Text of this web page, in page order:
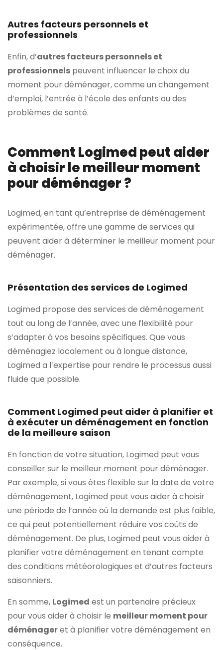
Autres facteurs personnels et
professionnels
Enfin, d’autres facteurs personnels et
professionnels peuvent influencer le choix du
moment pour déménager, comme un changement
d’emploi, l’entrée à l’école des enfants ou des
problèmes de santé.
Comment Logimed peut aider
à choisir le meilleur moment
pour déménager ?
Logimed, en tant qu’entreprise de déménagement
expérimentée, offre une gamme de services qui
peuvent aider à déterminer le meilleur moment pour
déménager.
Présentation des services de Logimed
Logimed propose des services de déménagement
tout au long de l’année, avec une flexibilité pour
s’adapter à vos besoins spécifiques. Que vous
déménagiez localement ou à longue distance,
Logimed a l’expertise pour rendre le processus aussi
fluide que possible.
Comment Logimed peut aider à planifier et
à exécuter un déménagement en fonction
de la meilleure saison
En fonction de votre situation, Logimed peut vous
conseiller sur le meilleur moment pour déménager.
Par exemple, si vous êtes flexible sur la date de votre
déménagement, Logimed peut vous aider à choisir
une période de l’année où la demande est plus faible,
ce qui peut potentiellement réduire vos coûts de
déménagement. De plus, Logimed peut vous aider à
planifier votre déménagement en tenant compte
des conditions météorologiques et d’autres facteurs
saisonniers.
En somme, Logimed est un partenaire précieux
pour vous aider à choisir le meilleur moment pour
déménageret à planifier votre déménagement en
conséquence.